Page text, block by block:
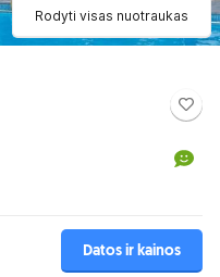
Rodyti visas nuotraukas
Datos ir kainos